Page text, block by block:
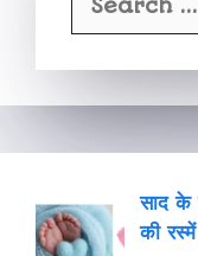
साद के
की रस्में